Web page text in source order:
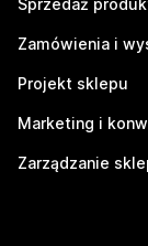
Sprzedaż
Zamówienia i
Projekt sklepu
Marketing i
Zarządzanie